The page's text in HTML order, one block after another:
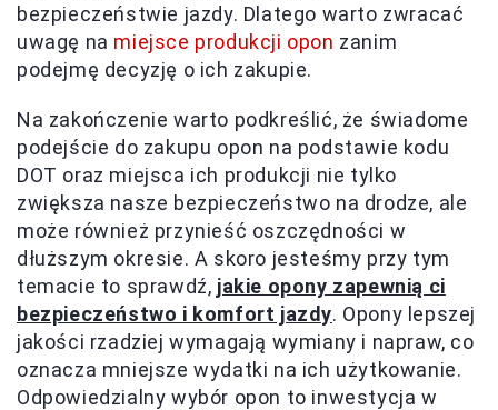
bezpieczeństwie jazdy. Dlatego warto zwracać
uwagę na miejsce produkcji opon zanim
podejmę decyzję o ich zakupie.
Na zakończenie warto podkreślić, że świadome
podejście do zakupu opon na podstawie kodu
DOT oraz miejsca ich produkcji nie tylko
zwiększa nasze bezpieczeństwo na drodze, ale
może również przynieść oszczędności w
dłuższym okresie. A skoro jesteśmy przy tym
temacie to sprawdź, jakie opony zapewnią ci
bezpieczeństwo i komfort jazdy. Opony lepszej
jakości rzadziej wymagają wymiany i napraw, co
oznacza mniejsze wydatki na ich użytkowanie.
Odpowiedzialny wybór opon to inwestycja w